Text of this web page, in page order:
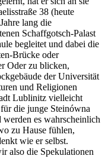
38 (heute
lang die
Schaffgotsch-Palast
begleitet und dabei die
Brücke oder
Oder zu blicken,
der Universität
und Religionen
Lublinitz vielleicht
die junge Steinówna
es wahrscheinlich
zu Hause fühlen,
wie er selbst.
also die Spekulationen